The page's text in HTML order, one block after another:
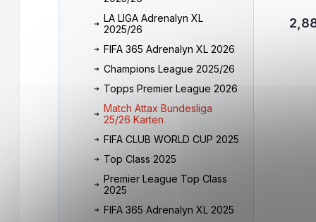
LA LIGA Adrenalyn XL
2025/26
FIFA 365 Adrenalyn XL 2026
Champions League 2025/26
Topps Premier League 2026
Match Attax Bundesliga
25/26 Karten
FIFA CLUB WORLD CUP 2025
Top Class 2025
Premier League Top Class
2025
FIFA 365 Adrenalyn XL 2025